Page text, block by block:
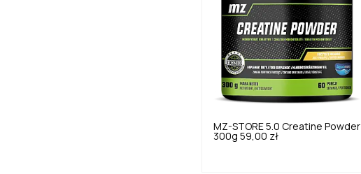
MZ-STORE 5.0 Creatine Powder
300g 59,00 zł